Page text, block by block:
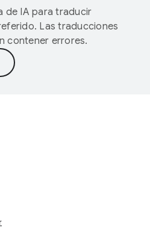
de IA para traducir
Las traducciones
contener errores.